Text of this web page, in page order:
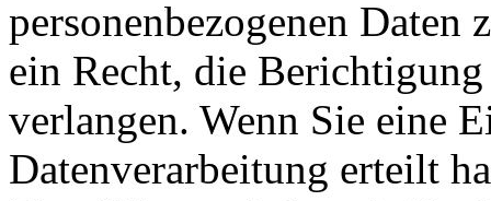
personenbezogenen Daten
ein Recht, die
verlangen. Wenn Sie eine
Datenverarbeitung erteilt